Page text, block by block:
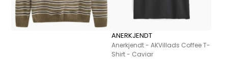
ANERKJENDT
Anerkjendt - AKVillads Coffee T-
Shirt - Caviar